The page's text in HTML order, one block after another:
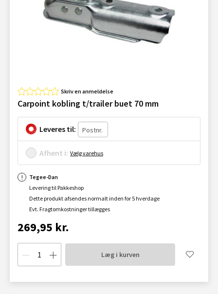
Skriv en anmeldelse
Carpoint kobling t/trailer buet 70 mm
Leveres til:
Afhent i: Vælg varehus
Tegee-Dan
Levering til Pakkeshop
Dette produkt afsendes normalt inden for 5 hverdage
Evt. Fragtomkostninger tillægges
269,95 kr.
Læg i kurven